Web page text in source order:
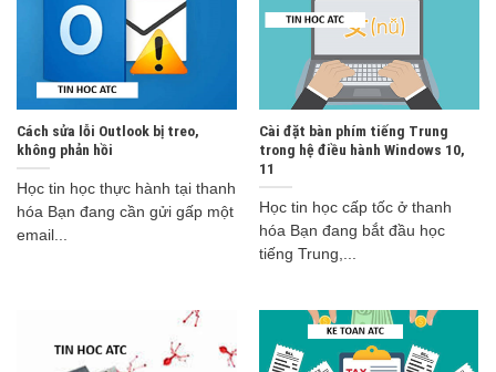
Cách sửa lỗi Outlook bị treo,
không phản hồi
Học tin học thực hành tại thanh
hóa Bạn đang cần gửi gấp một
email...
Cài đặt bàn phím tiếng Trung
trong hệ điều hành Windows 10,
11
Học tin học cấp tốc ở thanh
hóa Bạn đang bắt đầu học
tiếng Trung,...